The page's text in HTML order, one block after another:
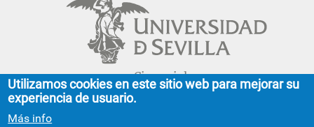
Cinco siglos
impulsando el
conocimiento
Utilizamos cookies en este sitio web para mejorar su
experiencia de usuario.
Más info